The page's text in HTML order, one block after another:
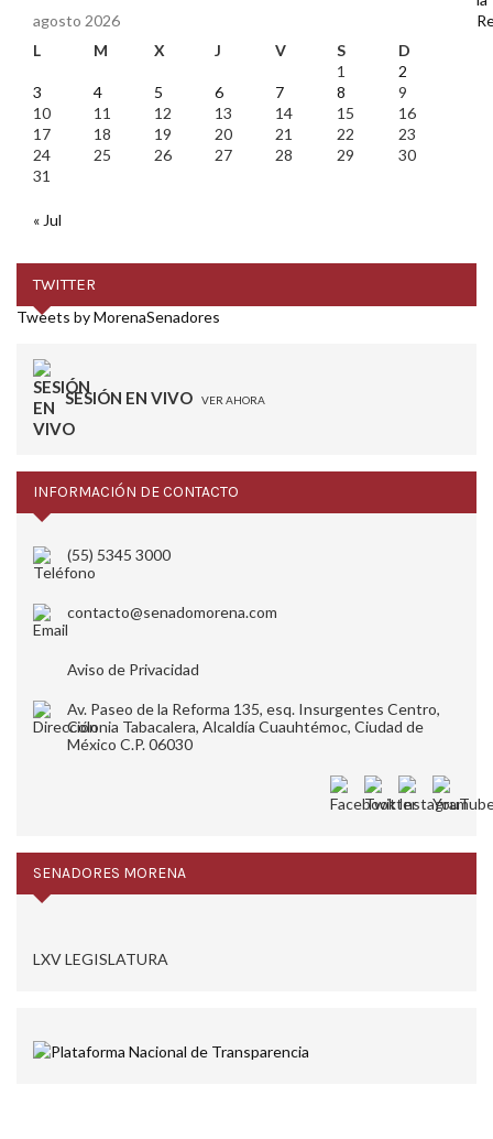
agosto 2026
L
M X J V S
D
1
2
3
4 5 6 7 8
9
10
11 12 13 14 15
16
17
18 19 20 21 22
23
24
25 26 27 28 29
30
31
« Jul
TWITTER
Tweets by MorenaSenadores
SESIÓN EN VIVO VER AHORA
INFORMACIÓN DE CONTACTO
(55) 5345 3000
contacto@senadomorena.com
Aviso de Privacidad
Av. Paseo de la Reforma 135, esq. Insurgentes Centro,
Colonia Tabacalera, Alcaldía Cuauhtémoc, Ciudad de
México C.P. 06030
SENADORES MORENA
LXV LEGISLATURA